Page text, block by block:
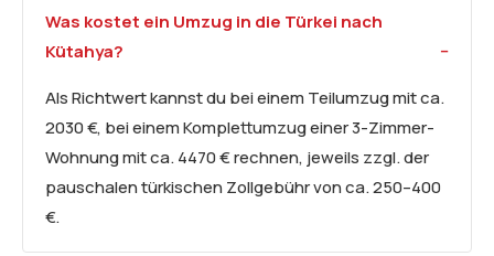
Was kostet ein Umzug in die Türkei nach
Kütahya?
Als Richtwert kannst du bei einem Teilumzug mit ca.
2030 €, bei einem Komplettumzug einer 3-Zimmer-
Wohnung mit ca. 4470 € rechnen, jeweils zzgl. der
pauschalen türkischen Zollgebühr von ca. 250–400
€.